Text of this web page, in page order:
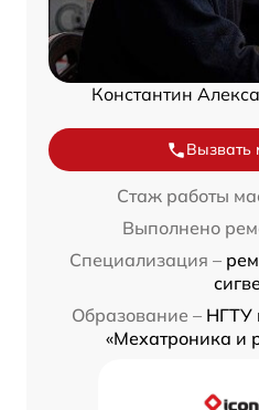
Константин
Вызвать
Стаж работы
Выполнено
Специализация –
Образование – НГТУ
«Мехатроника и